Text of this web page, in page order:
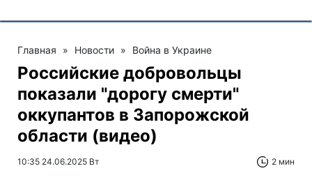
Главная » Новости » Война в Украине
Российские добровольцы
показали "дорогу смерти"
оккупантов в Запорожской
области (видео)
10:35 24.06.2025 Вт 2 мин